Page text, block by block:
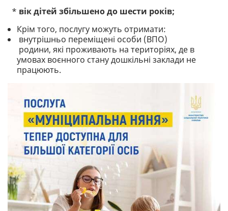
* вік дітей збільшено до шести років;
Крім того, послугу можуть отримати:
внутрішньо переміщені особи (ВПО)
родини, які проживають на територіях, де в
умовах воєнного стану дошкільні заклади не
працюють.